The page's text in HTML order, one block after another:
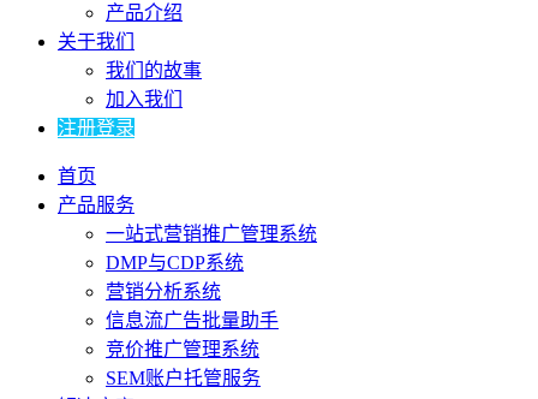
产品介绍
关于我们
我们的故事
加入我们
注册登录
首页
产品服务
一站式营销推广管理系统
DMP与CDP系统
营销分析系统
信息流广告批量助手
竞价推广管理系统
SEM账户托管服务